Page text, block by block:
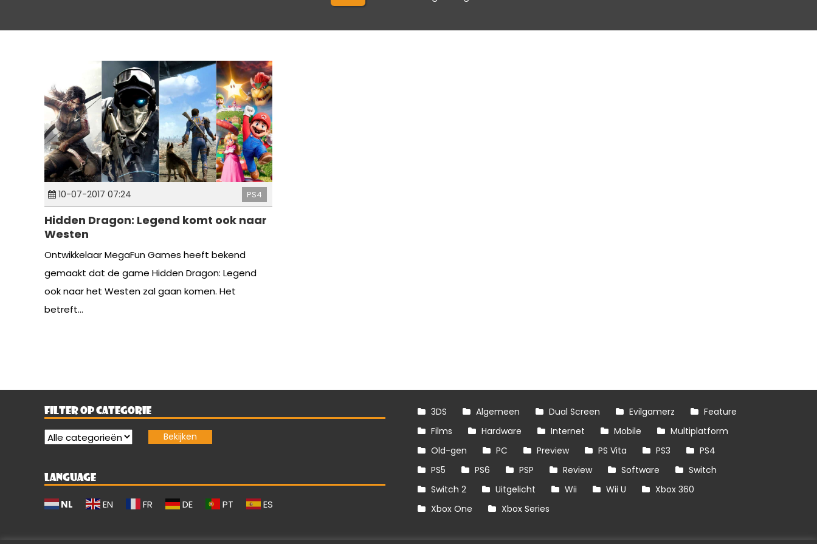
10-07-2017 07:24 PS4
Hidden Dragon: Legend komt ook naar
Westen
Ontwikkelaar MegaFun Games heeft bekend
gemaakt dat de game Hidden Dragon: Legend
ook naar het Westen zal gaan komen. Het
betreft...
FILTER OP CATEGORIE
LANGUAGE
NL EN FR DE PT ES
3DS Algemeen Dual Screen Evilgamerz
Feature
Films
Hardware Internet Mobile
Multiplatform
Old-gen
PC Preview PS Vita PS3
PS4
PS5
PS6 PSP Review Software
Switch
Switch 2
Uitgelicht Wii Wii U
Xbox 360
Xbox One
Xbox Series